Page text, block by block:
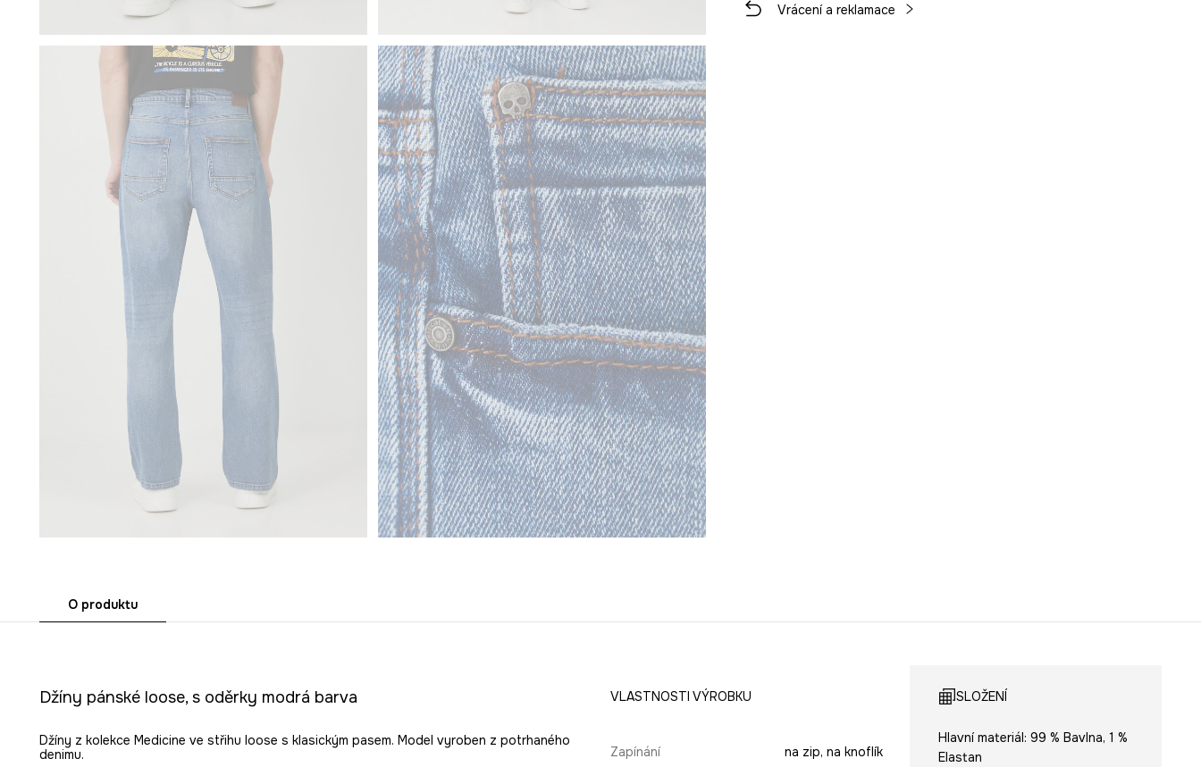
Vrácení a reklamace
O produktu
Džíny pánské loose, s oděrky modrá barva
Džíny z kolekce Medicine ve střihu loose s klasickým pasem. Model vyroben z potrhaného
denimu.
VLASTNOSTI VÝROBKU
Zapínání na zip, na knoflík
SLOŽENÍ
Hlavní materiál: 99 % Bavlna, 1 %
Elastan